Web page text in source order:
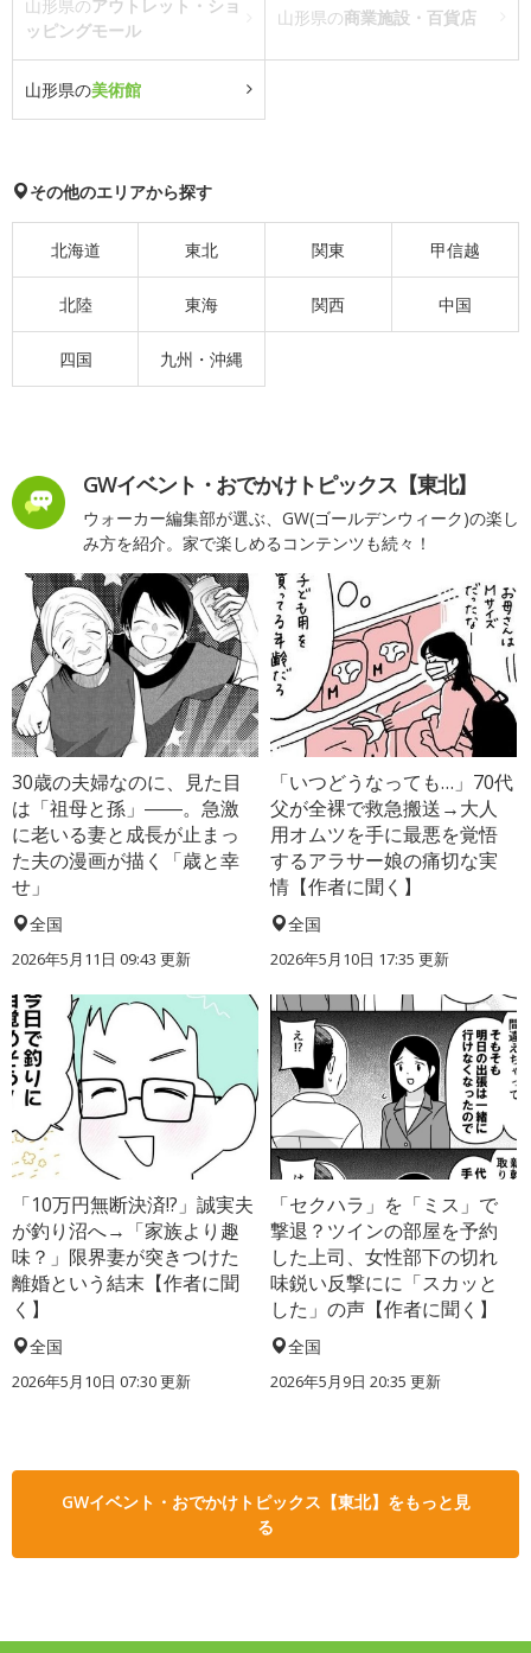
山形県のアウトレット・ショ
ッピングモール
山形県の商業施設・百貨店
山形県の美術館
その他のエリアから探す
北海道 東北 関東 甲信越
北陸 東海 関西 中国
四国 九州・沖縄
GWイベント・おでかけトピックス【東北】
ウォーカー編集部が選ぶ、GW(ゴールデンウィーク)の楽し
み方を紹介。家で楽しめるコンテンツも続々！
30歳の夫婦なのに、見た目
は「祖母と孫」――。急激
に老いる妻と成長が止まっ
た夫の漫画が描く「歳と幸
せ」
全国
2026年5月11日 09:43 更新
「いつどうなっても…」70代
父が全裸で救急搬送→大人
用オムツを手に最悪を覚悟
するアラサー娘の痛切な実
情【作者に聞く】
全国
2026年5月10日 17:35 更新
「10万円無断決済!?」誠実夫
が釣り沼へ→「家族より趣
味？」限界妻が突きつけた
離婚という結末【作者に聞
く】
全国
2026年5月10日 07:30 更新
「セクハラ」を「ミス」で
撃退？ツインの部屋を予約
した上司、女性部下の切れ
味鋭い反撃にに「スカッと
した」の声【作者に聞く】
全国
2026年5月9日 20:35 更新
GWイベント・おでかけトピックス【東北】をもっと見
る